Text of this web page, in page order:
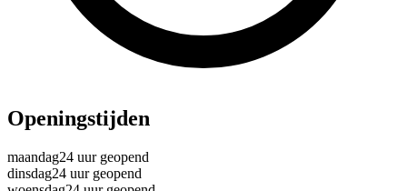
Openingstijden
maandag24 uur geopend
dinsdag24 uur geopend